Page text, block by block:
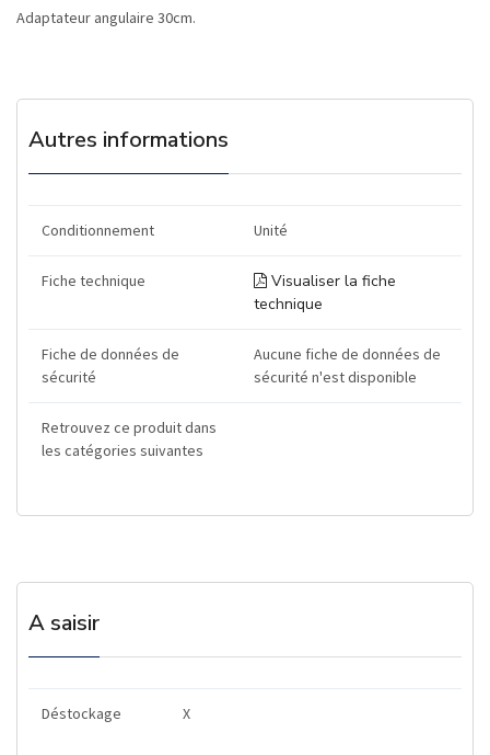
Adaptateur angulaire 30cm.
Autres informations
Conditionnement Unité
Fiche technique
Visualiser la fiche
technique
Fiche de données de
sécurité
Aucune fiche de données de
sécurité n'est disponible
Retrouvez ce produit dans
les catégories suivantes
A saisir
Déstockage X